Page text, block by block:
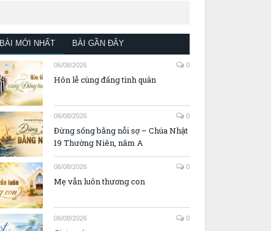
BÀI MỚI NHẤT BÀI GẦN ĐÂY
06/08/2026 0
Hôn lễ cùng đấng tình quân
06/08/2026 0
Đừng sống bằng nỗi sợ – Chúa Nhật
19 Thường Niên, năm A
06/08/2026 0
Mẹ vẫn luôn thương con
06/08/2026 0